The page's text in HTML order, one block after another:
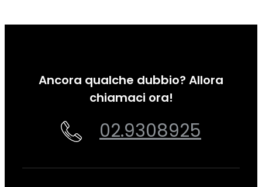
Ancora qualche dubbio? Allora
chiamaci ora!
02.9308925